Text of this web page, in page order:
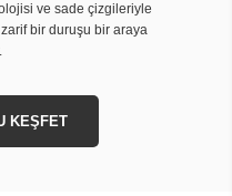
ve sade çizgileriyle
bir duruşu bir araya
KEŞFET